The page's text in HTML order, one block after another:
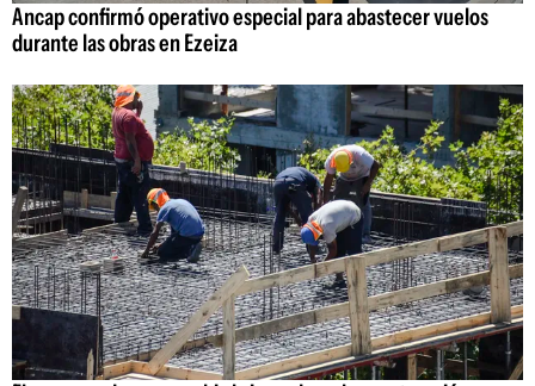
Ancap confirmó operativo especial para abastecer vuelos
durante las obras en Ezeiza